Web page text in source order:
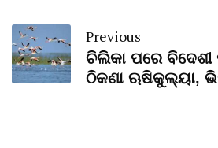
Previous
ଚିଲିକା ପରେ
ଠିକଣା ଋଷିକୁଲ୍ୟା,